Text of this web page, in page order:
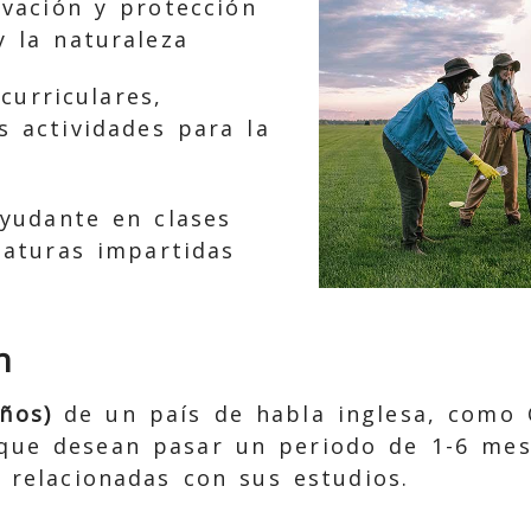
y protección
la naturaleza
actividades para la
en clases
impartidas
de un país de habla inglesa, como
desean pasar un periodo de 1-6
con sus estudios.